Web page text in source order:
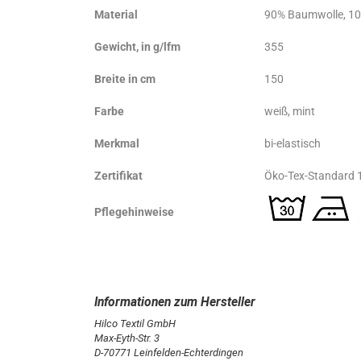
Material 90% Baumwolle,
Gewicht, in g/lfm 355
Breite in cm 150
Farbe weiß, mint
Merkmal bi-elastisch
Zertifikat Öko-Tex-Standard
Pflegehinweise
Hilco Textil GmbH
Max-Eyth-Str. 3
D-70771 Leinfelden-Echterdingen